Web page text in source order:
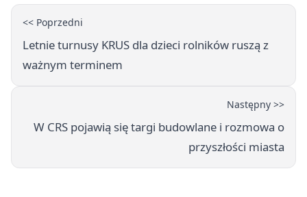
<< Poprzedni
Letnie turnusy KRUS dla dzieci rolników ruszą z
ważnym terminem
Następny >>
W CRS pojawią się targi budowlane i rozmowa o
przyszłości miasta